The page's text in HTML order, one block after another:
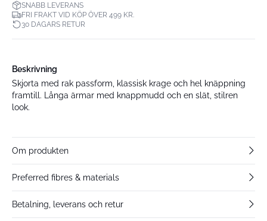
SNABB LEVERANS
FRI FRAKT VID KÖP ÖVER 499 KR.
30 DAGARS RETUR
Beskrivning
Skjorta med rak passform, klassisk krage och hel knäppning
framtill. Långa ärmar med knappmudd och en slät, stilren
look.
Om produkten
Preferred fibres & materials
Betalning, leverans och retur